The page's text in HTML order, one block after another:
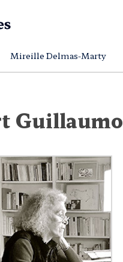
Mireille Delmas-Marty